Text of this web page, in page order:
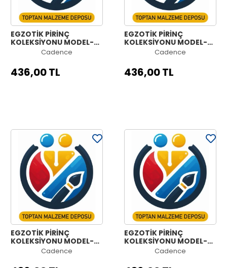
EGZOTİK PİRİNÇ
KOLEKSİYONU MODEL-
6A 90X210Cadence
436,00 TL
EGZOTİK PİRİNÇ
KOLEKSİYONU MODEL-
5C 90X210Cadence
436,00 TL
EGZOTİK PİRİNÇ
KOLEKSİYONU MODEL-
5B 90X210Cadence
EGZOTİK PİRİNÇ
KOLEKSİYONU MODEL-
5A 90X210Cadence